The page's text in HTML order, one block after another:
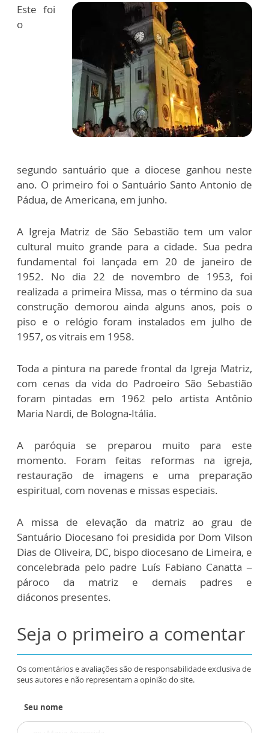
Este foi
o
segundo santuário que a diocese ganhou neste
ano. O primeiro foi o Santuário Santo Antonio de
Pádua, de Americana, em junho.
A Igreja Matriz de São Sebastião tem um valor
cultural muito grande para a cidade. Sua pedra
fundamental foi lançada em 20 de janeiro de
1952. No dia 22 de novembro de 1953, foi
realizada a primeira Missa, mas o término da sua
construção demorou ainda alguns anos, pois o
piso e o relógio foram instalados em julho de
1957, os vitrais em 1958.
Toda a pintura na parede frontal da Igreja Matriz,
com cenas da vida do Padroeiro São Sebastião
foram pintadas em 1962 pelo artista Antônio
Maria Nardi, de Bologna-Itália.
A paróquia se preparou muito para este
momento. Foram feitas reformas na igreja,
restauração de imagens e uma preparação
espiritual, com novenas e missas especiais.
A missa de elevação da matriz ao grau de
Santuário Diocesano foi presidida por Dom Vilson
Dias de Oliveira, DC, bispo diocesano de Limeira, e
concelebrada pelo padre Luís Fabiano Canatta –
pároco da matriz e demais padres e
diáconos presentes.
Seja o primeiro a comentar
Os comentários e avaliações são de responsabilidade exclusiva de
seus autores e não representam a opinião do site.
Seu nome